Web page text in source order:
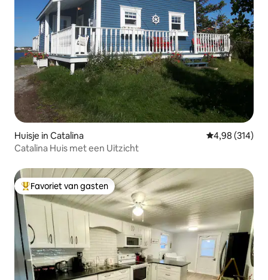
Huisje in Catalina Gemiddelde
4,98 (314)
Catalina Huis met een Uitzicht
Topfavoriet van gasten
Favoriet van gasten